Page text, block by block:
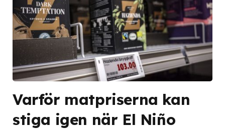
Varför matpriserna kan
stiga igen när El Niño